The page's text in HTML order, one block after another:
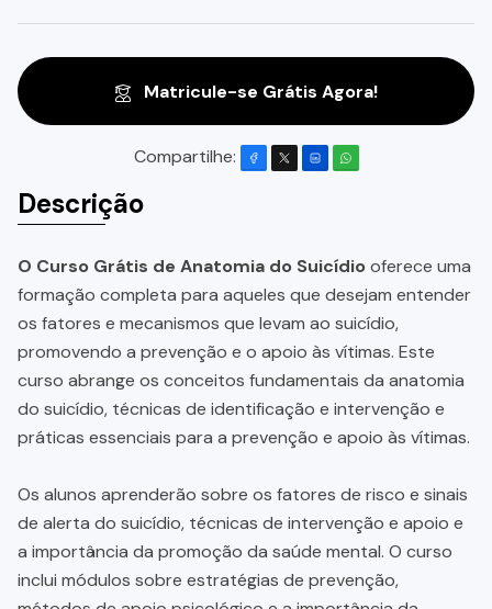
Matricule-se Grátis Agora!
Compartilhe:
Descrição
O Curso Grátis de Anatomia do Suicídiooferece uma
formação completa para aqueles que desejam entender
os fatores e mecanismos que levam ao suicídio,
promovendo a prevenção e o apoio às vítimas. Este
curso abrange os conceitos fundamentais da anatomia
do suicídio, técnicas de identificação e intervenção e
práticas essenciais para a prevenção e apoio às vítimas.
Os alunos aprenderão sobre os fatores de risco e sinais
de alerta do suicídio, técnicas de intervenção e apoio e
a importância da promoção da saúde mental. O curso
inclui módulos sobre estratégias de prevenção,